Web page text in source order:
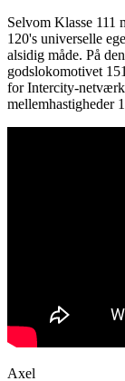
Selvom Klasse 111
120's universelle
alsidig måde. På
godslokomotivet
for Intercity-
mellemhastigheder
Axel